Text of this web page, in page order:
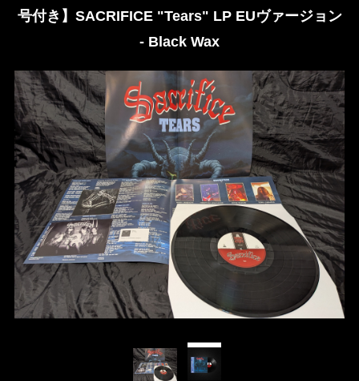
号付き】SACRIFICE "Tears" LP EUヴァージョン
- Black Wax